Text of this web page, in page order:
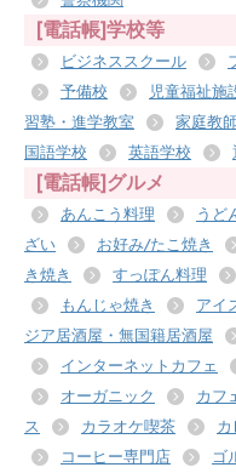
[電話帳]学校等
ビジネススクール
予備校
児童福祉施
習塾・進学教室
家庭教師
国語学校
英語学校
[電話帳]グルメ
あんこう料理 うど
ざい
お好み/たこ焼き
き焼き
すっぽん料理
もんじゃ焼き
アイ
ジア居酒屋・無国籍居酒屋
インターネットカフェ
オーガニック
カフ
ス
カラオケ喫茶
コーヒー専門店
ゴ